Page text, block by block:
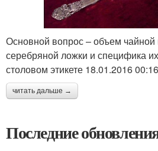
Основной вопрос – объем
серебряной ложки и специфика
столовом этикете 18.01.2016 00:16
читать дальше →
Последние